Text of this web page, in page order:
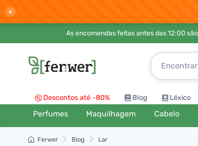
×
As encomendas feitas antes das 12:00
Descontos até -80% Blog Léxico
Perfumes Maquilhagem Cabelo
Ferwer Blog Lar